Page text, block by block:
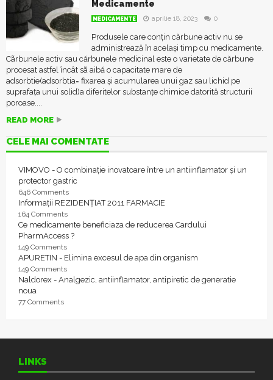
Medicamente
MEDICAMENTE aprilie 18, 2023 0
Produsele care conțin cărbune activ nu se
administrează în același timp cu medicamente.
Cãrbunele activ sau cărbunele medicinal este o varietate de cărbune
procesat astfel încât sã aibă o capacitate mare de
adsorbtie(adsorbtia= fixarea și acumularea unui gaz sau lichid pe
suprafața unui solid)a diferitelor substanțe chimice datorită structurii
poroase....
READ MORE
CELE MAI COMENTATE
VIMOVO - O combinație inovatoare între un antiinflamator și un
protector gastric
646 Comments
Informații REZIDENȚIAT 2011 FARMACIE
164 Comments
Ce medicamente beneficiaza de reducerea Cardului
PharmAccess ?
149 Comments
APURETIN - Elimina excesul de apa din organism
149 Comments
Naldorex - Analgezic, antiinflamator, antipiretic de generatie
noua
77 Comments
LINKS